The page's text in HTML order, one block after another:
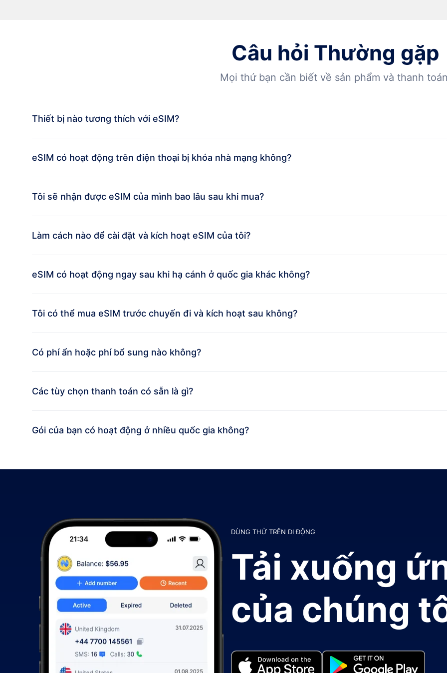
Câu hỏi Thường gặp
Mọi thứ bạn cần biết về sản phẩm và thanh
Thiết bị nào tương thích với eSIM?
eSIM có hoạt động trên điện thoại bị khóa nhà mạng không?
Tôi sẽ nhận được eSIM của mình bao lâu sau khi mua?
Làm cách nào để cài đặt và kích hoạt eSIM của tôi?
eSIM có hoạt động ngay sau khi hạ cánh ở quốc gia khác không?
Tôi có thể mua eSIM trước chuyến đi và kích hoạt sau không?
Có phí ẩn hoặc phí bổ sung nào không?
Các tùy chọn thanh toán có sẵn là gì?
Gói của bạn có hoạt động ở nhiều quốc gia không?
DÙNG THỬ TRÊN DI ĐỘNG
Tải xuống
của chúng